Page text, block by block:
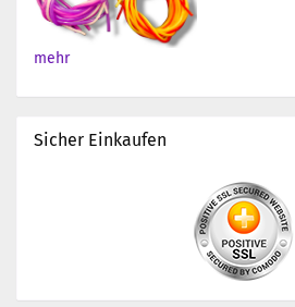
mehr
Sicher Einkaufen